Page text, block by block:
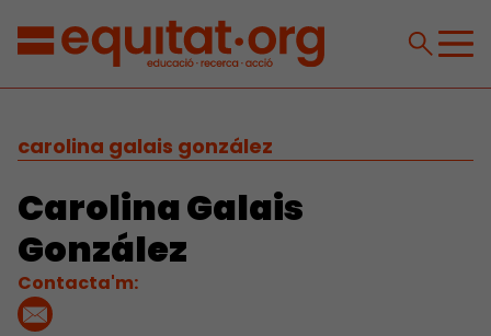
carolina galais gonzález
Carolina Galais
González
Contacta'm: